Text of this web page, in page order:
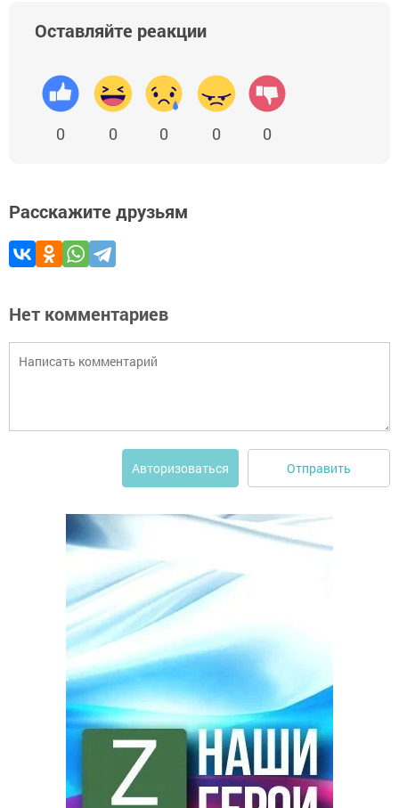
Оставляйте реакции
0 0 0 0 0
Расскажите друзьям
Нет комментариев
Авторизоваться Отправить